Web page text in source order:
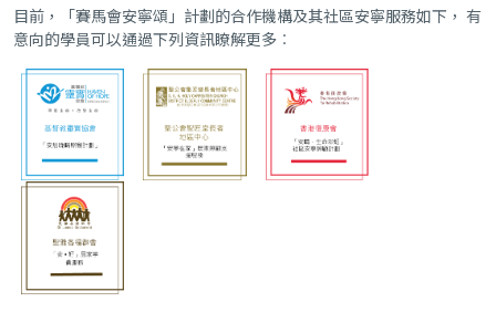
目前，「賽馬會安寧頌」計劃的合作機構及其社區安寧服務如下， 有
意向的學員可以通過下列資訊瞭解更多︰